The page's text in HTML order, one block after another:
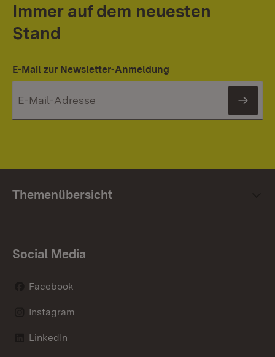
Immer auf dem neuesten
Stand
E-Mail zur Newsletter-Anmeldung
Themenübersicht
Social Media
Facebook
Instagram
LinkedIn